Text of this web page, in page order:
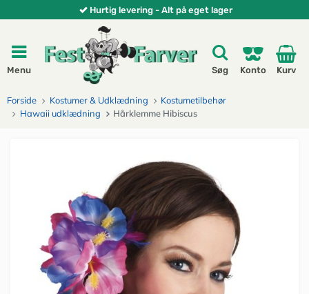
Hurtig levering - Alt på eget lager
Menu Søg Konto Kurv
Forside Kostumer & Udklædning
Kostumetilbehør
Hawaii udklædning
Hårklemme Hibiscus